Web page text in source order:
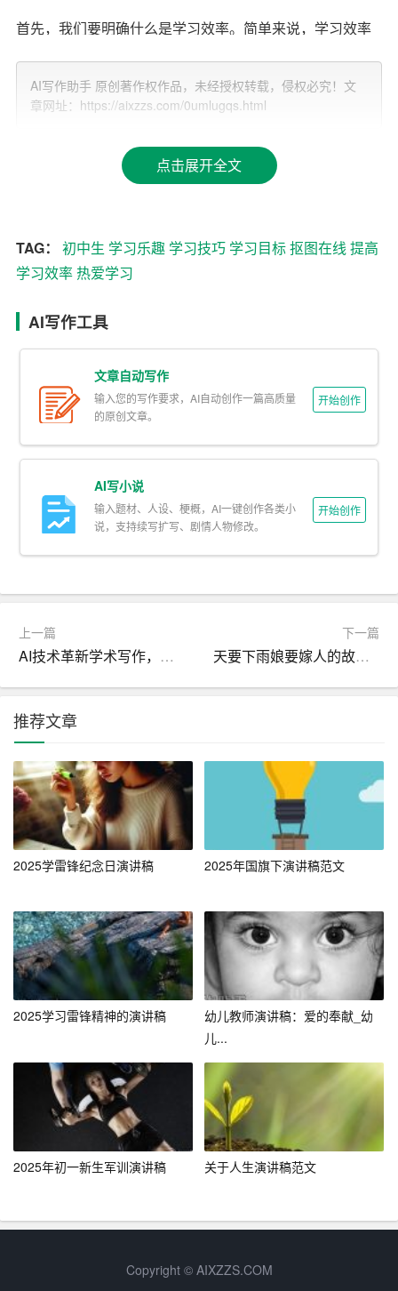
首先，我们要明确什么是学习效率。简单来说，学习效率
帮助我们节省时间，还能让我们在有限的时间内学到更
多、更深的知识。正如爱因斯坦所说：“时间是最宝贵的财
1. 制定学习计划：合理规划每天的学习时间，明确每个时
学习后休息5分钟，这样可以保持高度的注意力集中。
学习一个主题或概念。这样不仅易于理解，也便于记忆。
3. 主动提问与讨论：遇到不懂的问题不要逃避，要勇于向
老师或同学提问。通过讨论和解答问题，可以加深理解，
4. 总结与复习：学习后要及时总结所学内容，通过制作思
维导图、笔记等方式进行复习，强化记忆。
索引擎、在线课程、教育APP等工具辅助学习，拓宽知识
面。
三、热爱学习的重要性
学习不仅能激发我们的内在动力，还能使学习过程变得更
1. 增强自信心：通过学习新知识，解决难题，我们会在过
程中不断积累成功经验，从而提升自信心。
2. 拓宽视野：热爱学习使我们不断接触新事物，了解世界
3. 培养毅力与耐心：学习过程中难免会遇到困难和挫折，
但正是这些挑战锻炼了我们的毅力和耐心，使我们更加坚
韧不拔。
4. 提升综合素质：通过学习不同学科的知识，我们可以全
面提升自己的综合素质，包括逻辑思维、语言表达、创新
能力等。
四、将热爱转化为行动
那么，如何将热爱学习的理念转化为实际行动呢？我认为
可以从以下几个方面入手：
为之付出努力。目标要具体、可行，并且具有挑战性。
：尝试将学习与兴趣相结合，比如喜欢历
AI写作助手 原创著作权作品，未经授权转载，侵权必究！文
章网址：https://aixzzs.com/0umlugqs.html
点击展开全文
TAG： 初中生 学习乐趣 学习技巧 学习目标抠图在线提高
学习效率热爱学习
AI写作工具
文章自动写作
输入您的写作要求，AI自动创作一篇高质量
的原创文章。
开始创作
AI写小说
输入题材、人设、梗概，AI一键创作各类小
说，支持续写扩写、剧情人物修改。
开始创作
上一篇
AI技术革新学术写作，一键生成论文答辩PPT新方法
下一篇
天要下雨娘要嫁人的故事_传说
推荐文章
2025学雷锋纪念日演讲稿 2025年国旗下演讲稿范文
2025学习雷锋精神的演讲稿
幼儿教师演讲稿：爱的奉献_幼
儿...
2025年初一新生军训演讲稿 关于人生演讲稿范文
Copyright © AIXZZS.COM